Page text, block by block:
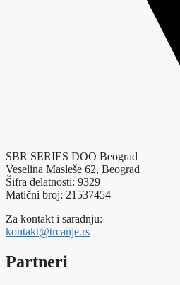
SBR SERIES DOO Beograd
Veselina Masleše 62, Beograd
Šifra delatnosti: 9329
Matični broj: 21537454
Za kontakt i saradnju:
kontakt@trcanje.rs
Partneri